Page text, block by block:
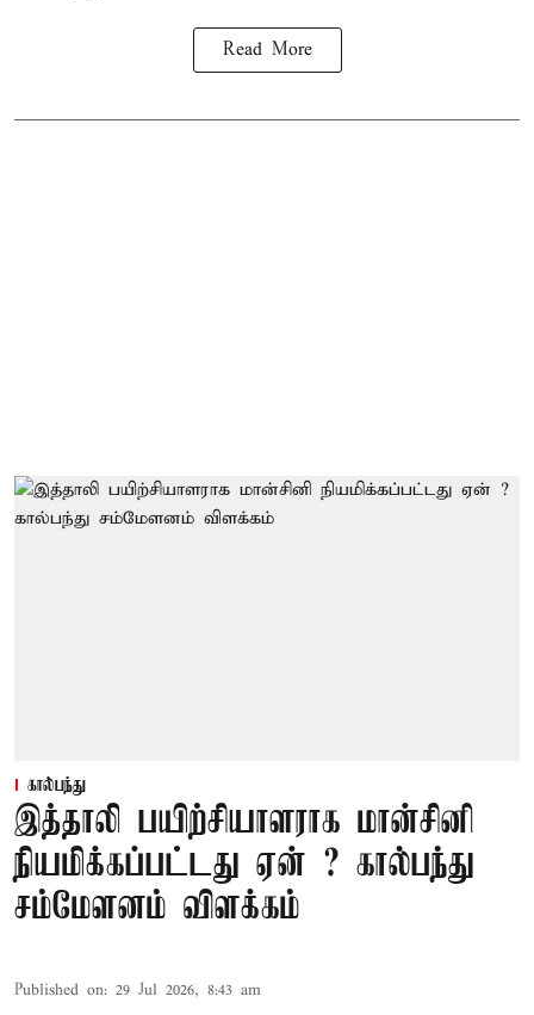
Read More
கால்பந்து
இத்தாலி பயிற்சியாளராக மான்சினி
நியமிக்கப்பட்டது ஏன் ? கால்பந்து
சம்மேளனம் விளக்கம்
Published on: 29 Jul 2026, 8:43 am